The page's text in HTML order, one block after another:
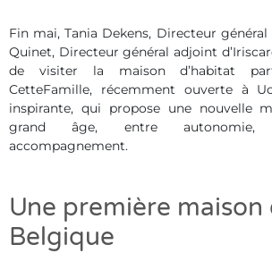
Fin mai, Tania Dekens, Directeur général
Quinet, Directeur général adjoint
de visiter la maison d’habitat
CetteFamille, récemment ouverte à
inspirante, qui propose une nouvelle
grand âge, entre autonomie,
accompagnement.
Une première maison
Belgique